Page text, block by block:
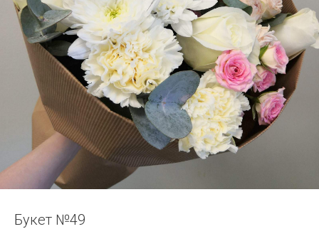
Букет №49